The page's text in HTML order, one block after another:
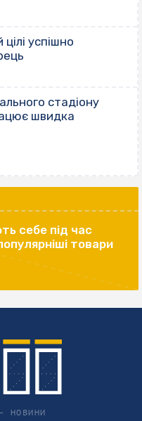
успішно
стадіону
швидка
себе під час
товари
НОВИНИ